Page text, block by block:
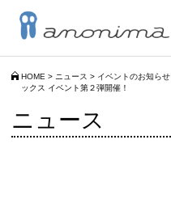
HOME > ニュース > イベントのお知らせ
ックス イベント第２弾開催！
ニュース